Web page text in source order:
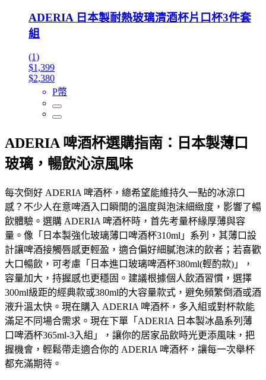
ADERIA 日本製耐熱玻璃清酒杯片口杯3件套
組
(1)
$1,399
$2,380
P幣
ADERIA 啤酒杯選購指南：日本製薄口
玻璃，暢飲沁涼風味
每次倒好 ADERIA 啤酒杯，總希望能維持久一點的冰涼口
感？不少人在意啤酒入口瞬間的溫度與泡沫細緻度，影響了暢
飲體驗。選購 ADERIA 啤酒杯時，首先考量杯緣厚薄與容
量。像「日本製強化玻璃薄口啤酒杯310ml」系列，其薄口設
計讓啤酒接觸唇感更輕盈，適合偏好細膩泡沫的飲者；若喜歡
大口暢飲，可考慮「日本進口玻璃啤酒杯380ml(輕酌款)」，
容量加大，持握感也更穩固。建議根據個人飲酒習慣，選擇
300ml級距的經典款或380ml的大容量款式，避免頻繁倒酒或酒
液升溫太快。現在購入 ADERIA 啤酒杯，多入組或對杯款能
滿足不同場合需求。現在下單「ADERIA 日本製冰晶系列薄
口啤酒杯365ml-3入組」，讓你的居家品飲時光更添風味，把
握機會，輕鬆帶走適合你的 ADERIA 啤酒杯，讓每一次舉杯
都充滿期待。